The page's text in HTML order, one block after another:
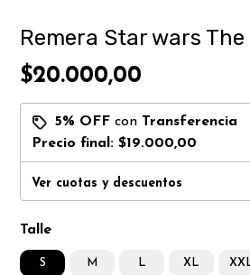
Remera Star wars
$20.000,00
5% OFF con Transferencia
Precio final:$19.000,00
Ver cuotas y descuentos
Talle
S M L XL